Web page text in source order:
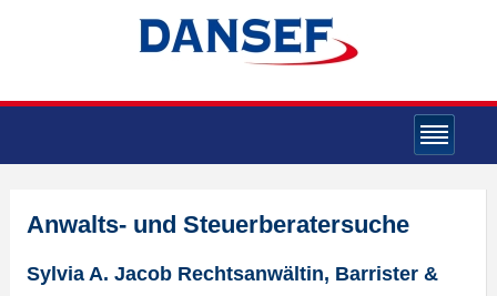
Anwalts- und Steuerberatersuche
Sylvia A. Jacob Rechtsanwältin, Barrister &